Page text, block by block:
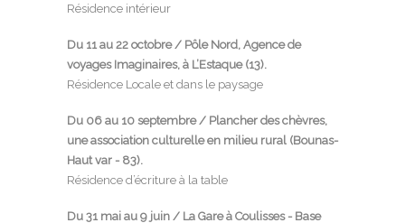
Résidence intérieur
Du 11 au 22 octobre / Pôle Nord, Agence de
voyages Imaginaires, à L’Estaque (13).
Résidence Locale et dans le paysage
Du 06 au 10 septembre / Plancher des chèvres,
une association culturelle en milieu rural (Bounas-
Haut var - 83).
Résidence d’écriture à la table
Du 31 mai au 9 juin / La Gare à Coulisses - Base